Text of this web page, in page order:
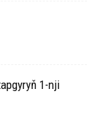
1-nji